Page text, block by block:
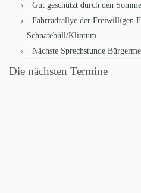
Gut geschützt durch den
Fahrradrallye der Freiwilligen
Schnatebüll/Klintum
Nächste Sprechstunde
Die nächsten Termine